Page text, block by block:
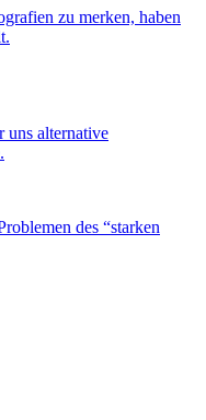
zu merken, haben
uns alternative
des “starken